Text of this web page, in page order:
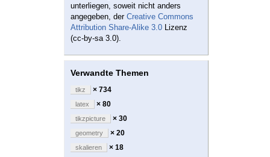
unterliegen, soweit nicht anders
angegeben, der Creative Commons
Attribution Share-Alike 3.0 Lizenz
(cc-by-sa 3.0).
Verwandte Themen
tikz × 734
latex × 80
tikzpicture × 30
geometry × 20
skalieren × 18